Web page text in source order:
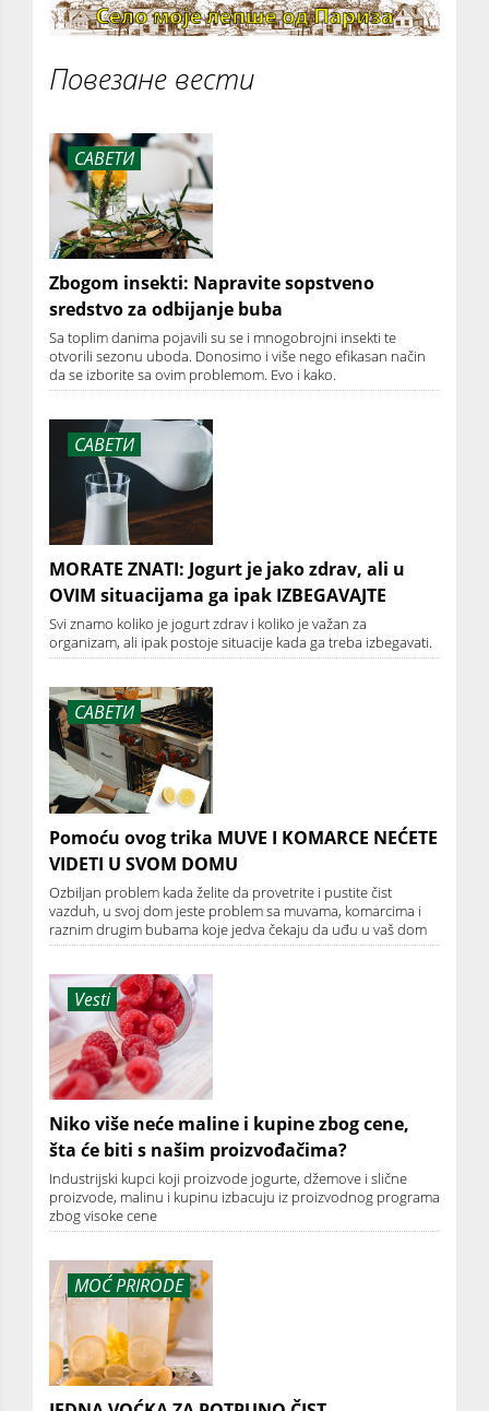
Повезане вести
САВЕТИ
Zbogom insekti: Napravite sopstveno
sredstvo za odbijanje buba
Sa toplim danima pojavili su se i mnogobrojni insekti te
otvorili sezonu uboda. Donosimo i više nego efikasan način
da se izborite sa ovim problemom. Evo i kako.
САВЕТИ
MORATE ZNATI: Jogurt je jako zdrav, ali u
OVIM situacijama ga ipak IZBEGAVAJTE
Svi znamo koliko je jogurt zdrav i koliko je važan za
organizam, ali ipak postoje situacije kada ga treba izbegavati.
САВЕТИ
Pomoću ovog trika MUVE I KOMARCE NEĆETE
VIDETI U SVOM DOMU
Ozbiljan problem kada želite da provetrite i pustite čist
vazduh, u svoj dom jeste problem sa muvama, komarcima i
raznim drugim bubama koje jedva čekaju da uđu u vaš dom
Vesti
Niko više neće maline i kupine zbog cene,
šta će biti s našim proizvođačima?
Industrijski kupci koji proizvode jogurte, džemove i slične
proizvode, malinu i kupinu izbacuju iz proizvodnog programa
zbog visoke cene
MOĆ PRIRODE